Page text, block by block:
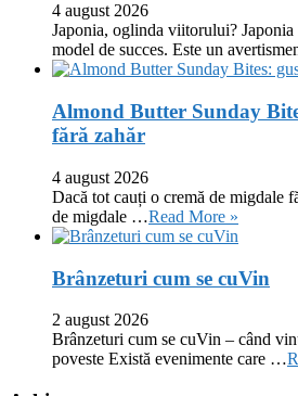
4 august 2026
Japonia, oglinda viitorului? Japonia
model de succes. Este un
Almond Butter Sunday
fără zahăr
4 august 2026
Dacă tot cauți o cremă de migdale
de migdale …Read More »
Brânzeturi cum se cuVin
2 august 2026
Brânzeturi cum se cuVin – când
poveste Există evenimente care …